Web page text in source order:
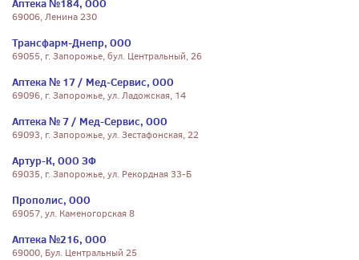
Аптека №184, ООО
69006, Ленина 230
Трансфарм-Днепр, ООО
69055, г. Запорожье, бул. Центральный, 26
Аптека № 17 / Мед-Сервис, ООО
69096, г. Запорожье, ул. Ладожская, 14
Аптека № 7 / Мед-Сервис, ООО
69093, г. Запорожье, ул. Зестафонская, 22
Артур-К, ООО ЗФ
69035, г. Запорожье, ул. Рекордная 33-Б
Прополис, ООО
69057, ул. Каменогорская 8
Аптека №216, ООО
69000, Бул. Центральный 25